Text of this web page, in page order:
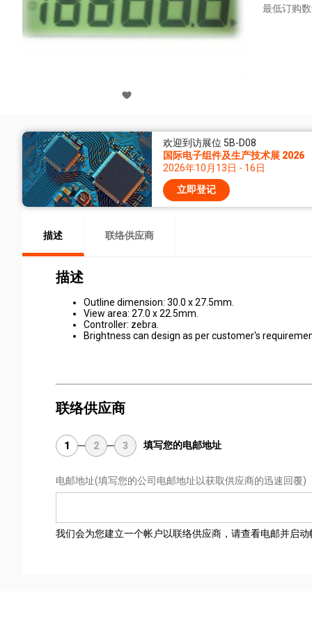
最低订购
欢迎到访展位 5B-D08
国际电子组件及生产技术展 2026
2026年10月13日 - 16日
立即登记
描述 联络供应商
描述
Outline dimension: 30.0 x 27.5mm.
View area: 27.0 x 22.5mm.
Controller: zebra.
Brightness can design as per customer's
联络供应商
1 2 3 填写您的电邮地址
电邮地址(填写您的公司电邮地址以获取供应商的迅速回覆)
我们会为您建立一个帐户以联络供应商，请查看电邮并启动